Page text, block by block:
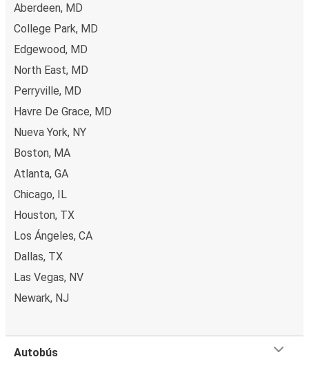
Aberdeen, MD
College Park, MD
Edgewood, MD
North East, MD
Perryville, MD
Havre De Grace, MD
Nueva York, NY
Boston, MA
Atlanta, GA
Chicago, IL
Houston, TX
Los Ángeles, CA
Dallas, TX
Las Vegas, NV
Newark, NJ
Autobús